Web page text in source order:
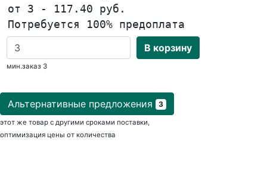
от 3 - 117.40 руб.
Потребуется 100% предоплата
В корзину
мин.заказ 3
Альтернативные предложения 3
этот же товар с другими сроками поставки,
оптимизация цены от количества